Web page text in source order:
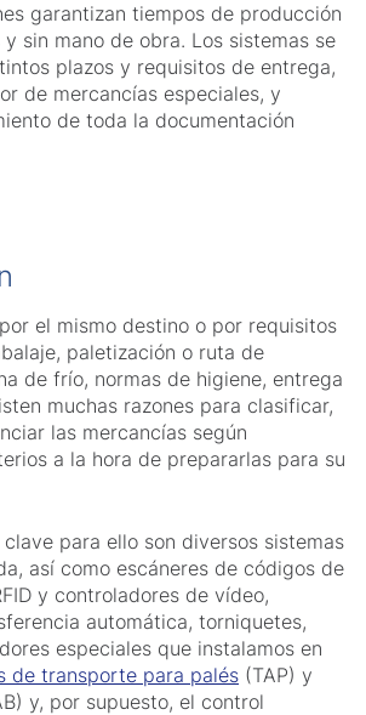
garantizan tiempos de producción
sin mano de obra. Los sistemas se
plazos y requisitos de entrega,
de mercancías especiales, y
de toda la documentación
el mismo destino o por requisitos
paletización o ruta de
de frío, normas de higiene, entrega
muchas razones para clasificar,
las mercancías según
a la hora de prepararlas para su
para ello son diversos sistemas
así como escáneres de códigos de
y controladores de vídeo,
automática, torniquetes,
especiales que instalamos en
de transporte para palés (TAP) y
y, por supuesto, el control